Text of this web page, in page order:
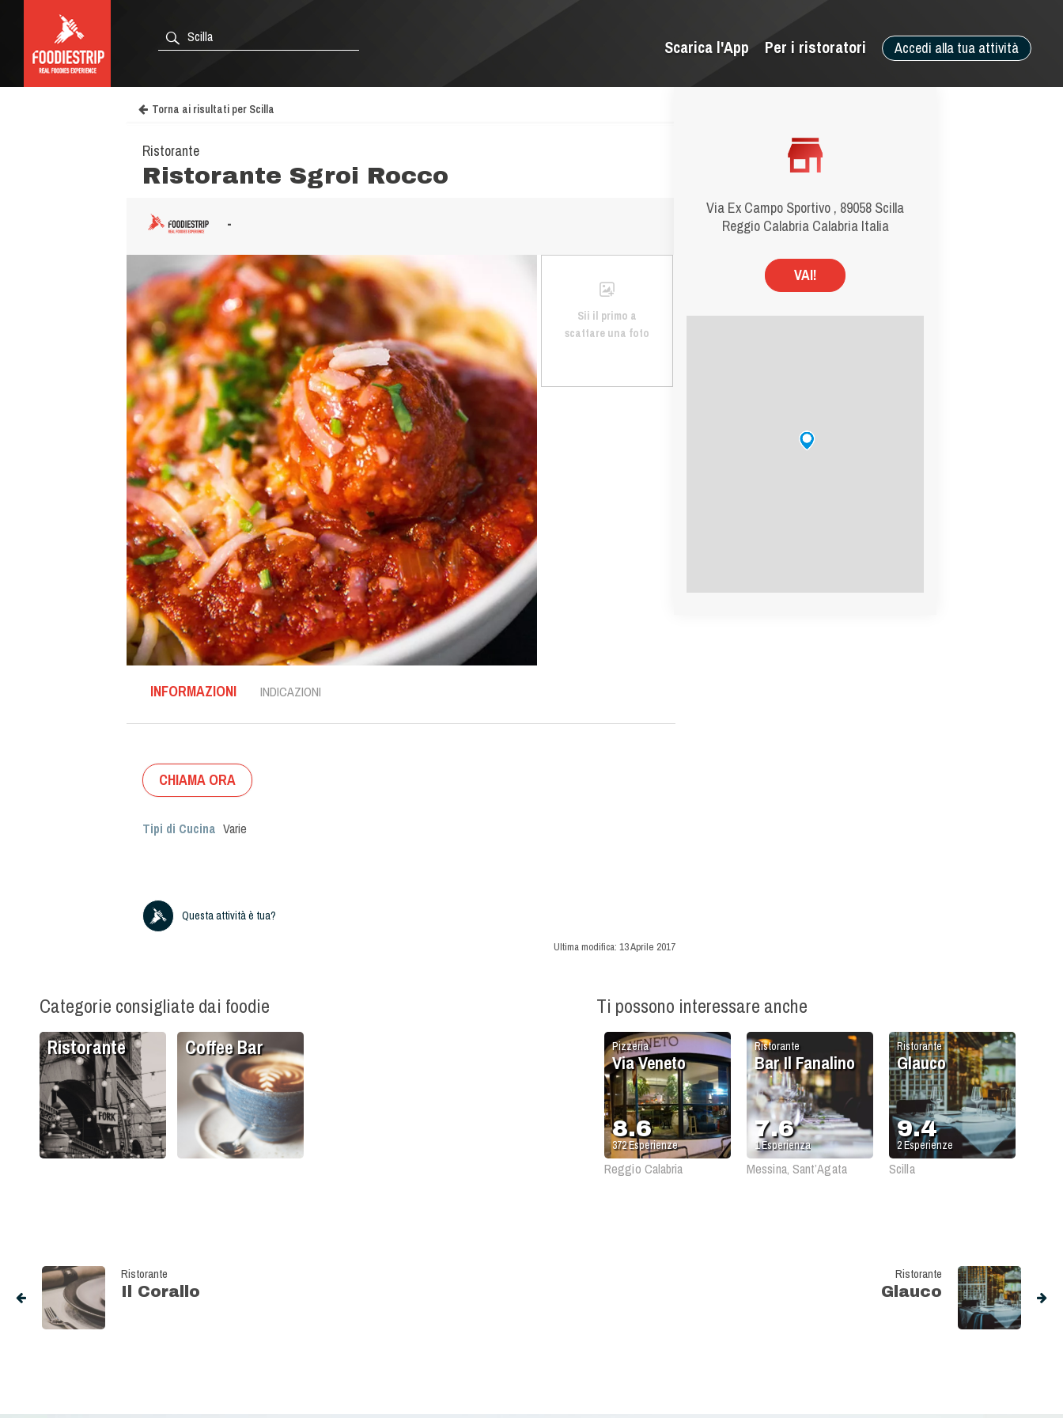
Accedi alla tua attività
Per i ristoratori
Scarica l'App
Via Ex Campo Sportivo , 89058 Scilla
Reggio Calabria Calabria Italia
VAI!
Torna ai risultati per Scilla
Ristorante
Ristorante Sgroi Rocco
-
Sii il primo a
scattare una foto
INFORMAZIONI INDICAZIONI
CHIAMA ORA
Tipi di Cucina Varie
Questa attività è tua?
Ultima modifica: 13 Aprile 2017
Categorie consigliate dai foodie
Ristorante Coffee Bar
Ti possono interessare anche
Ristorante
Glauco
9.4
2Esperienze
Scilla
Ristorante
Bar Il Fanalino
7.6
1Esperienza
Messina, Sant’Agata
Pizzeria
Via Veneto
8.6
372Esperienze
Reggio Calabria
Ristorante
Il Corallo
Ristorante
Glauco